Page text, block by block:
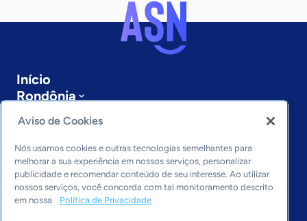
Início
Rondônia
Sobre a ASN
Últimas notícias
Entre em contato
Editorias
Economia & Política
Inovação & Tecnologia
Aviso de Cookies
Nós usamos cookies e outras tecnologias semelhantes para
melhorar a sua experiência em nossos serviços, personalizar
publicidade e recomendar conteúdo de seu interesse. Ao utilizar
nossos serviços, você concorda com tal monitoramento descrito
em nossa
Política de Privacidade